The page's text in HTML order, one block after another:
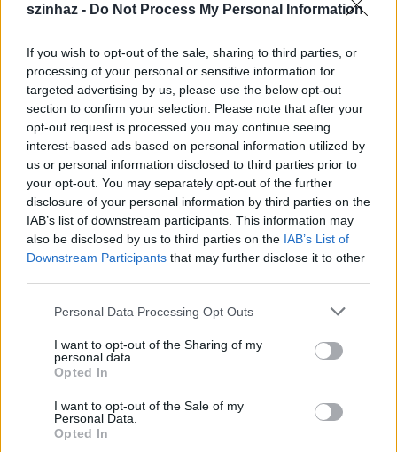
szinhaz - Do Not Process My Personal Information
If you wish to opt-out of the sale, sharing to third parties, or
processing of your personal or sensitive information for
targeted advertising by us, please use the below opt-out
section to confirm your selection. Please note that after your
opt-out request is processed you may continue seeing
interest-based ads based on personal information utilized by
us or personal information disclosed to third parties prior to
your opt-out. You may separately opt-out of the further
disclosure of your personal information by third parties on the
IAB’s list of downstream participants. This information may
also be disclosed by us to third parties on the IAB’s List of
Downstream Participants that may further disclose it to other
Please note that this website/app uses one or more Google
not limited to your visit or usage behaviour. You may click to
grant or deny consent to Google and its third-party tags to
use your data for below specified purposes in below Google
consent section.
Personal Data Processing Opt Outs
I want to opt-out of the Sharing of my
personal data.
Opted In
I want to opt-out of the Sale of my
Personal Data.
Opted In
beszélgetőtársa.
előadóművészt sokáig a legtöbben humorista
oldaláról ismerték, emlegették. ÁmNagy Bandó
Andrásvalójában nagyon sokszínű és magát sok
területen kipróbált író. Az eddig megjelent 13
könyve között többek között megtalálhatjuk a jól
ismert humoreszkeket, drámai
dokumentumkönyvet, verses gyermeklexikont.
András könyvének két kötetében a szerző Istenről, az
ateizmusról, az élethez és halálhoz fűződő
viszonyáról ír, majd Ételekről, életekről című
könyvében gasztronómiai tudását csillogtatja meg,
és Orfűhöz fűződő szeretetéről is olvashatunk. 333
Ha IQ- ját az általa készített fotók illusztrálják,
gyermekverseskönyveit pedig saját készítésű rajzai.
Az esti beszélgetésen most megjelent könyvéről, a
Sosem volt Toscana című regényről is hallhatunk
Mindezen túl még a fafaragás és a sport is közel
állnak hozzá, melyeket lakóhelyén Orfűn, nagy
lelkesedéssel gyakorol. Természetszeretete
megjelenik írásaiban: